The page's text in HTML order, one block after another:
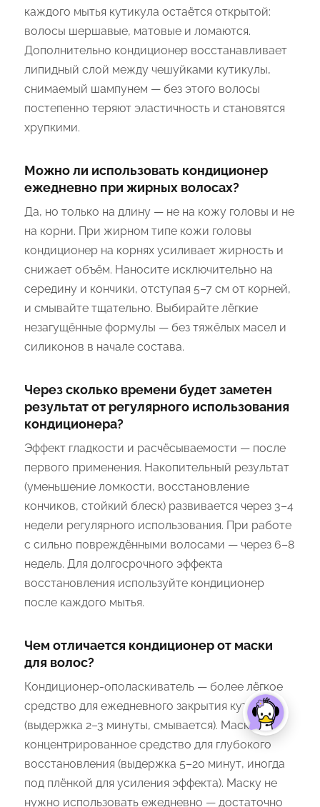
каждого мытья кутикула остаётся открытой:
волосы шершавые, матовые и ломаются.
Дополнительно кондиционер восстанавливает
липидный слой между чешуйками кутикулы,
снимаемый шампунем — без этого волосы
постепенно теряют эластичность и становятся
хрупкими.
Можно ли использовать кондиционер
ежедневно при жирных волосах?
Да, но только на длину — не на кожу головы и не
на корни. При жирном типе кожи головы
кондиционер на корнях усиливает жирность и
снижает объём. Наносите исключительно на
середину и кончики, отступая 5–7 см от корней,
и смывайте тщательно. Выбирайте лёгкие
незагущённые формулы — без тяжёлых масел и
силиконов в начале состава.
Через сколько времени будет заметен
результат от регулярного использования
кондиционера?
Эффект гладкости и расчёсываемости — после
первого применения. Накопительный результат
(уменьшение ломкости, восстановление
кончиков, стойкий блеск) развивается через 3–4
недели регулярного использования. При работе
с сильно повреждёнными волосами — через 6–8
недель. Для долгосрочного эффекта
восстановления используйте кондиционер
после каждого мытья.
Чем отличается кондиционер от маски
для волос?
Кондиционер-ополаскиватель — более лёгкое
средство для ежедневного закрытия кутикулы
(выдержка 2–3 минуты, смывается). Маска —
концентрированное средство для глубокого
восстановления (выдержка 5–20 минут, иногда
под плёнкой для усиления эффекта). Маску не
нужно использовать ежедневно — достаточно